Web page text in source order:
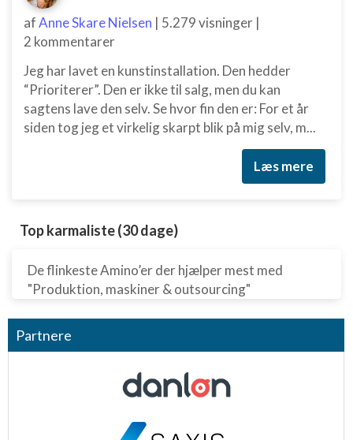
afAnne Skare Nielsen | 5.279 visninger |
2 kommentarer
Jeg har lavet en kunstinstallation. Den hedder
“Prioriterer”. Den er ikke til salg, men du kan
sagtens lave den selv. Se hvor fin den er: For et år
siden tog jeg et virkelig skarpt blik på mig selv, m...
Læs mere
Top karmaliste (30 dage)
De flinkeste Amino’er der hjælper mest med
"Produktion, maskiner & outsourcing"
Partnere